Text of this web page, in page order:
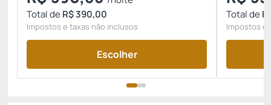
Total deR$ 390,00
Impostos e taxas não inclusos
Escolher
Total de
Impostos e